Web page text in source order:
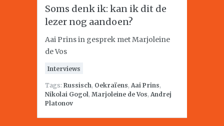
Soms denk ik: kan ik dit de
lezer nog aandoen?
Aai Prins in gesprek met Marjoleine
de Vos
Interviews
Tags: Russisch, Oekraïens, Aai Prins,
Nikolai Gogol, Marjoleine de Vos, Andrej
Platonov